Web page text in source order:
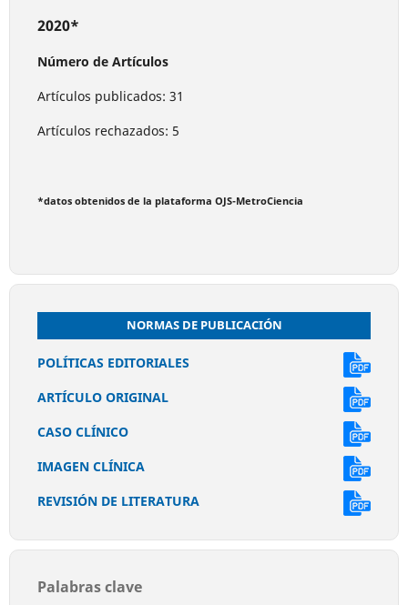
2020*
Número de Artículos
Artículos publicados: 31
Artículos rechazados: 5
*datos obtenidos de la plataforma OJS-MetroCiencia
NORMAS DE PUBLICACIÓN
POLÍTICAS EDITORIALES
ARTÍCULO ORIGINAL
CASO CLÍNICO
IMAGEN CLÍNICA
REVISIÓN DE LITERATURA
Palabras clave